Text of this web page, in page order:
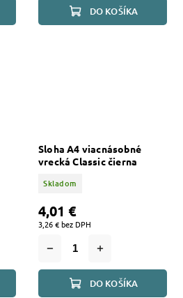
DO KOŠÍKA
Sloha A4 viacnásobné
vrecká Classic čierna
Skladom
3,26 € bez DPH
4,01 €
DO KOŠÍKA